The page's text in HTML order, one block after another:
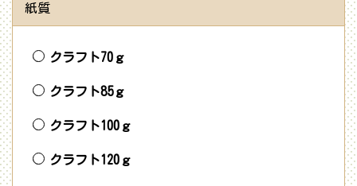
紙質
クラフト70ｇ
クラフト85ｇ
クラフト100ｇ
クラフト120ｇ